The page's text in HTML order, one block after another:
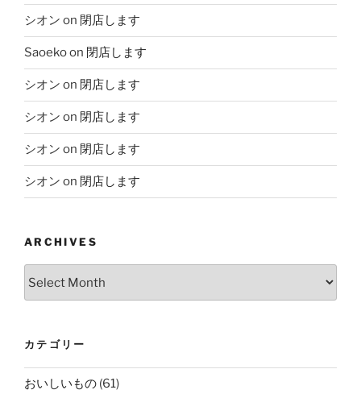
シオン on 閉店します
Saoekoon 閉店します
シオン on 閉店します
シオン on 閉店します
シオン on 閉店します
シオン on 閉店します
ARCHIVES
カテゴリー
おいしいもの (61)